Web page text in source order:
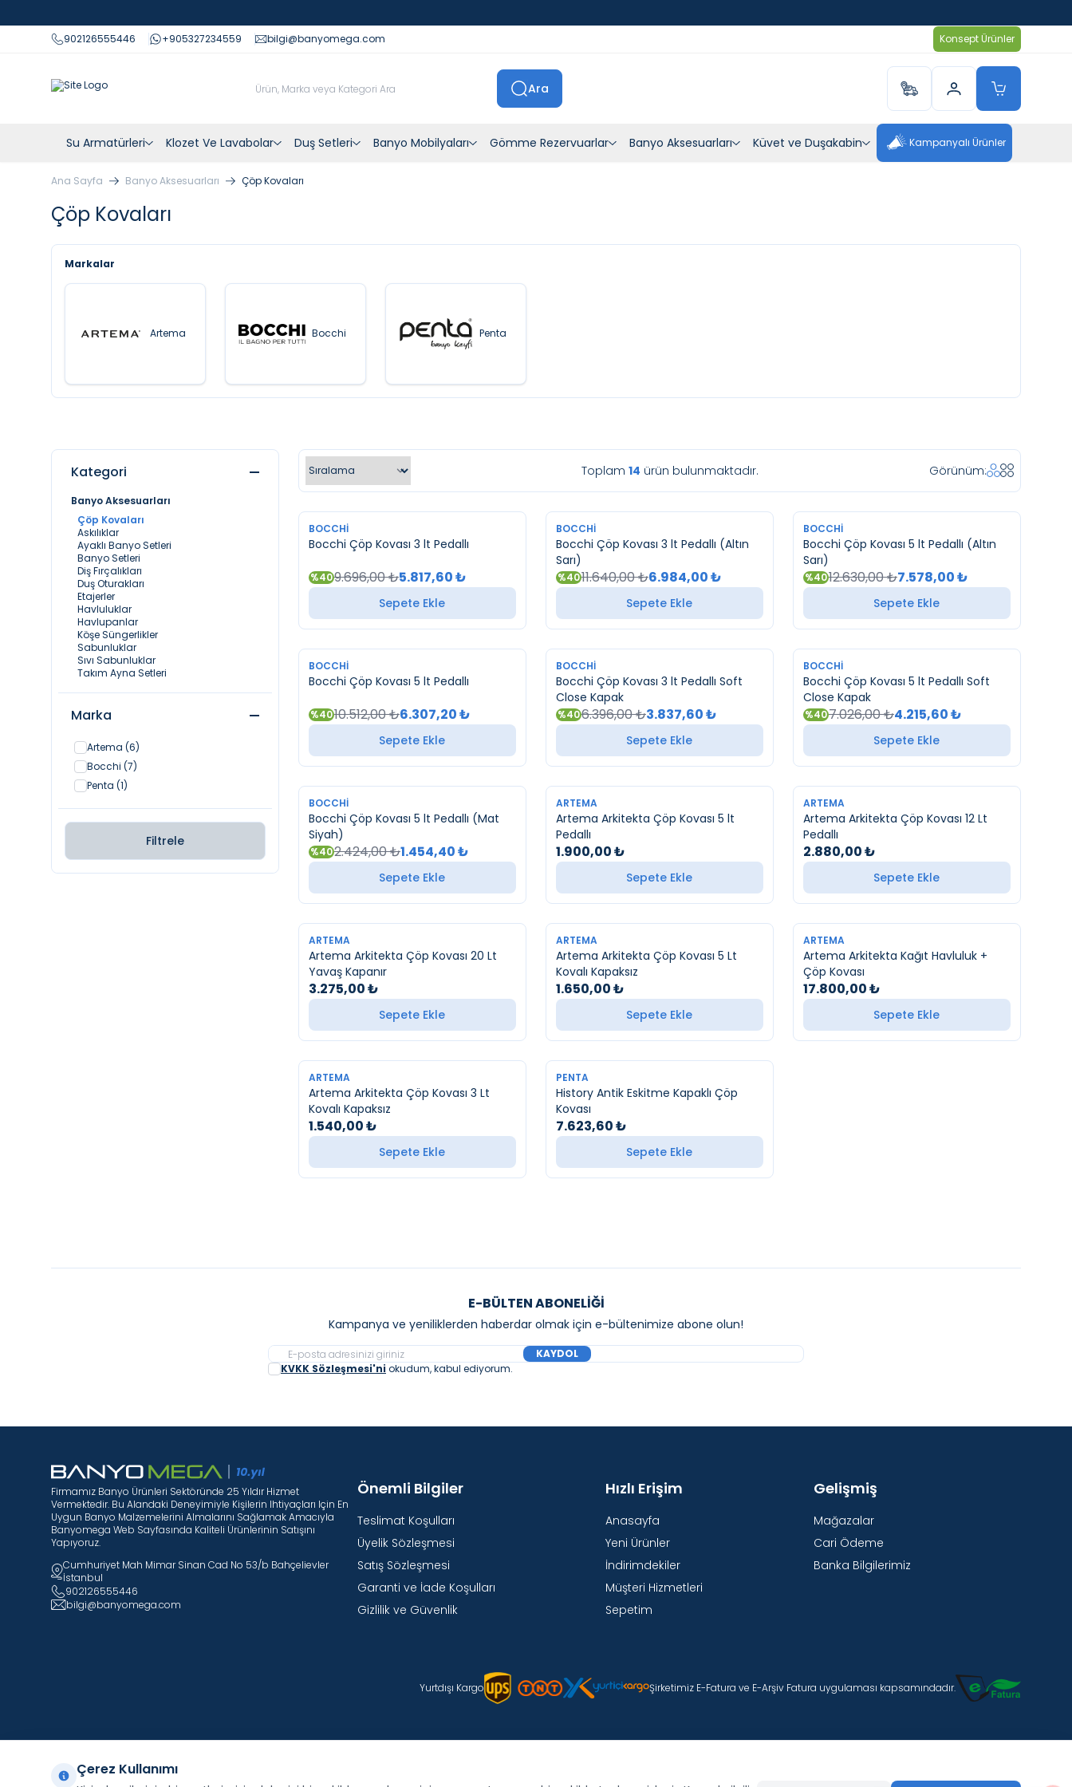
902126555446
+905327234559 bilgi@banyomega.com Konsept Ürünler
Ara
Su Armatürleri Klozet Ve Lavabolar Duş Setleri Banyo Mobilyaları Gömme Rezervuarlar Banyo Aksesuarları Küvet ve Duşakabin Kampanyalı Ürünler
Ana Sayfa Banyo Aksesuarları Çöp Kovaları
Çöp Kovaları
Markalar
Artema Bocchi Penta
Kategori
Banyo Aksesuarları
Çöp Kovaları
Askılıklar
Ayaklı Banyo Setleri
Banyo Setleri
Diş Fırçalıkları
Duş Oturakları
Etajerler
Havluluklar
Havlupanlar
Köşe Süngerlikler
Sabunluklar
Sıvı Sabunluklar
Takım Ayna Setleri
Marka
Artema (6)
Bocchi (7)
Penta (1)
Filtrele
Toplam 14 ürün bulunmaktadır. Görünüm:
YENI
BOCCHI
Bocchi Çöp Kovası 3 lt Pedallı
%409.696,00₺5.817,60₺
Sepete Ekle
YENI
BOCCHI
Bocchi Çöp Kovası 3 lt Pedallı (Altın
Sarı)
%4011.640,00₺6.984,00₺
Sepete Ekle
YENI
BOCCHI
Bocchi Çöp Kovası 5 lt Pedallı (Altın
Sarı)
%4012.630,00₺7.578,00₺
Sepete Ekle
YENI
BOCCHI
Bocchi Çöp Kovası 5 lt Pedallı
%4010.512,00₺6.307,20₺
Sepete Ekle
YENI
BOCCHI
Bocchi Çöp Kovası 3 lt Pedallı Soft
Close Kapak
%406.396,00₺3.837,60₺
Sepete Ekle
YENI
BOCCHI
Bocchi Çöp Kovası 5 lt Pedallı Soft
Close Kapak
%407.026,00₺4.215,60₺
Sepete Ekle
YENI
BOCCHI
Bocchi Çöp Kovası 5 lt Pedallı (Mat
Siyah)
%402.424,00₺1.454,40₺
Sepete Ekle
YENI
ARTEMA
Artema Arkitekta Çöp Kovası 5 lt
Pedallı
1.900,00₺
Sepete Ekle
YENI
ARTEMA
Artema Arkitekta Çöp Kovası 12 Lt
Pedallı
2.880,00₺
Sepete Ekle
YENI
ARTEMA
Artema Arkitekta Çöp Kovası 20 Lt
Yavaş Kapanır
3.275,00₺
Sepete Ekle
YENI
ARTEMA
Artema Arkitekta Çöp Kovası 5 Lt
Kovalı Kapaksız
1.650,00₺
Sepete Ekle
YENI
ARTEMA
Artema Arkitekta Kağıt Havluluk +
Çöp Kovası
17.800,00₺
Sepete Ekle
YENI
ARTEMA
Artema Arkitekta Çöp Kovası 3 Lt
Kovalı Kapaksız
1.540,00₺
Sepete Ekle
YENI
PENTA
History Antik Eskitme Kapaklı Çöp
Kovası
7.623,60₺
Sepete Ekle
E-BÜLTEN ABONELIĞI
Kampanya ve yeniliklerden haberdar olmak için e-bültenimize abone olun!
KAYDOL
KVKK Sözleşmesi'ni okudum, kabul ediyorum.
Firmamız Banyo Ürünleri Sektöründe 25 Yıldır Hizmet
Vermektedir. Bu Alandaki Deneyimiyle Kişilerin Ihtiyaçları Için En
Uygun Banyo Malzemelerini Almalarını Sağlamak Amacıyla
Banyomega Web Sayfasında Kaliteli Ürünlerinin Satışını
Yapıyoruz.
Cumhuriyet Mah Mimar Sinan Cad No 53/b Bahçelievler
İstanbul
902126555446
bilgi@banyomega.com
Önemli Bilgiler
Teslimat Koşulları
Üyelik Sözleşmesi
Satış Sözleşmesi
Garanti ve İade Koşulları
Gizlilik ve Güvenlik
Hızlı Erişim
Anasayfa
Yeni Ürünler
İndirimdekiler
Müşteri Hizmetleri
Sepetim
Gelişmiş
Mağazalar
Cari Ödeme
Banka Bilgilerimiz
Yurtdışı Kargo Şirketimiz E-Fatura ve E-Arşiv Fatura uygulaması kapsamındadır.
Çerez Kullanımı